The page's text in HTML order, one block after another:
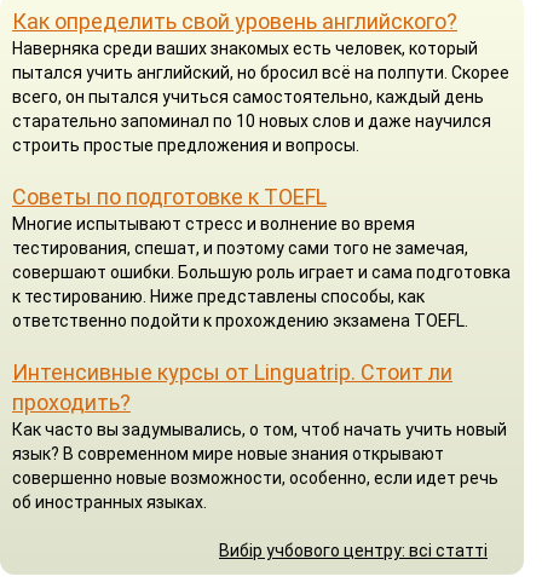
Как определить свой уровень английского?
Наверняка среди ваших знакомых есть человек, который
пытался учить английский, но бросил всё на полпути. Скорее
всего, он пытался учиться самостоятельно, каждый день
старательно запоминал по 10 новых слов и даже научился
строить простые предложения и вопросы.
Советы по подготовке к TOEFL
Многие испытывают стресс и волнение во время
тестирования, спешат, и поэтому сами того не замечая,
совершают ошибки. Большую роль играет и сама подготовка
к тестированию. Ниже представлены способы, как
ответственно подойти к прохождению экзамена TOEFL.
Интенсивные курсы от Linguatrip. Стоит ли
проходить?
Как часто вы задумывались, о том, чтоб начать учить новый
язык? В современном мире новые знания открывают
совершенно новые возможности, особенно, если идет речь
об иностранных языках.
Вибір учбового центру: всі статті